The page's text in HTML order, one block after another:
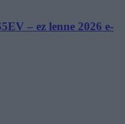
– ez lenne 2026 e-